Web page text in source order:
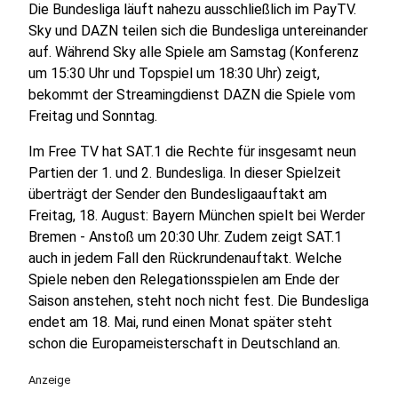
Die Bundesliga läuft nahezu ausschließlich im PayTV.
Sky und DAZN teilen sich die Bundesliga untereinander
auf. Während Sky alle Spiele am Samstag (Konferenz
um 15:30 Uhr und Topspiel um 18:30 Uhr) zeigt,
bekommt der Streamingdienst DAZN die Spiele vom
Freitag und Sonntag.
Im Free TV hat SAT.1 die Rechte für insgesamt neun
Partien der 1. und 2. Bundesliga. In dieser Spielzeit
überträgt der Sender den Bundesligaauftakt am
Freitag, 18. August: Bayern München spielt bei Werder
Bremen - Anstoß um 20:30 Uhr. Zudem zeigt SAT.1
auch in jedem Fall den Rückrundenauftakt. Welche
Spiele neben den Relegationsspielen am Ende der
Saison anstehen, steht noch nicht fest. Die Bundesliga
endet am 18. Mai, rund einen Monat später steht
schon die Europameisterschaft in Deutschland an.
Anzeige